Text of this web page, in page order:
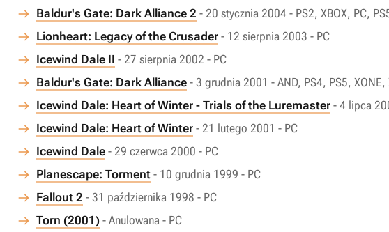
Baldur's Gate: Dark Alliance 2 - 20 stycznia 2004 - PS2, XBOX, PC,
Lionheart: Legacy of the Crusader - 12 sierpnia 2003 - PC
Icewind Dale II - 27 sierpnia 2002 - PC
Baldur's Gate: Dark Alliance - 3 grudnia 2001 - AND, PS4, PS5,
Icewind Dale: Heart of Winter - Trials of the Luremaster - 4 lipca
Icewind Dale: Heart of Winter - 21 lutego 2001 - PC
Icewind Dale - 29 czerwca 2000 - PC
Planescape: Torment - 10 grudnia 1999 - PC
Fallout 2 - 31 października 1998 - PC
Torn (2001) - Anulowana - PC